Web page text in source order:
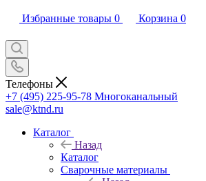
Избранные товары 0 Корзина 0
Телефоны
+7 (495) 225-95-78 Многоканальный
sale@ktnd.ru
Каталог
Назад
Каталог
Сварочные материалы